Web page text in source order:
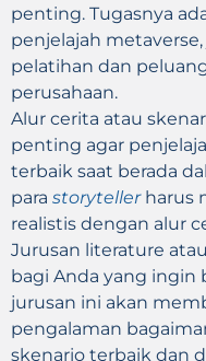
penting. Tugasnya
penjelajah
pelatihan dan
perusahaan.
Alur cerita atau
penting agar
terbaik saat berada
para storytellerharus
realistis dengan alur
Jurusan literature atau
bagi Anda yang ingin
jurusan ini akan
pengalaman
skenario terbaik dan